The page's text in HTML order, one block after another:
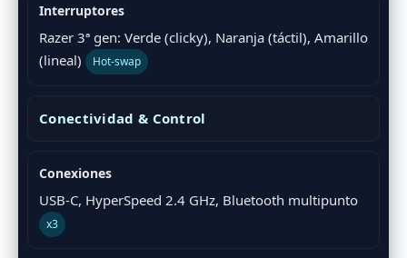
Interruptores
Razer 3ª gen: Verde (clicky), Naranja (táctil), Amarillo
(lineal)
Hot-swap
Conectividad & Control
Conexiones
USB-C, HyperSpeed 2.4 GHz, Bluetooth multipunto
x3